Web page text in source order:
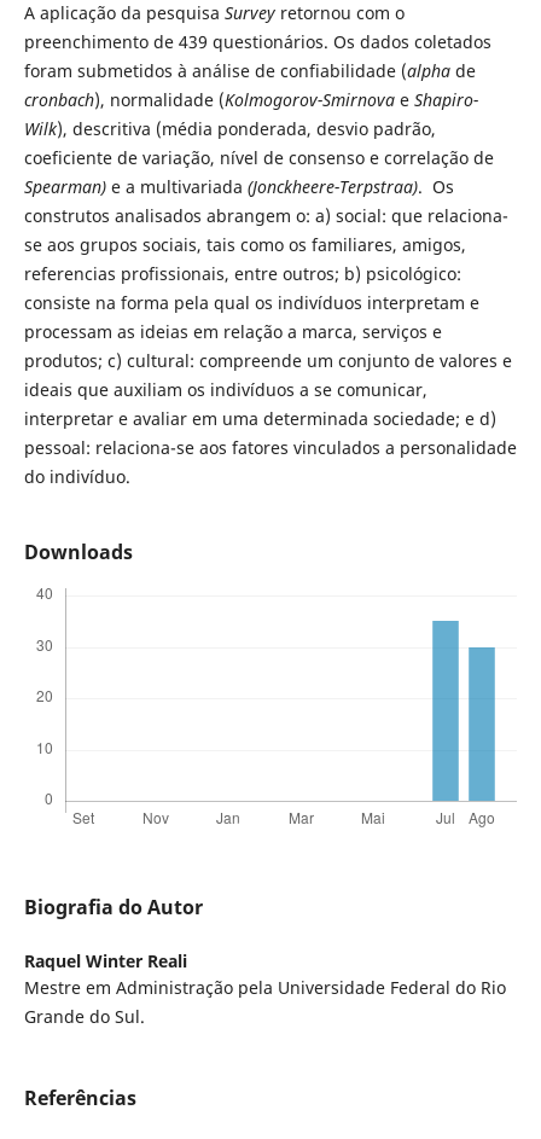
A aplicação da pesquisa Surveyretornou com o
preenchimento de 439 questionários. Os dados coletados
foram submetidos à análise de confiabilidade (alphade
cronbach), normalidade (Kolmogorov-Smirnovae Shapiro-
Wilk), descritiva (média ponderada, desvio padrão,
coeficiente de variação, nível de consenso e correlação de
Spearman) e a multivariada (Jonckheere-Terpstraa). Os
construtos analisados abrangem o: a) social: que relaciona-
se aos grupos sociais, tais como os familiares, amigos,
referencias profissionais, entre outros; b) psicológico:
consiste na forma pela qual os indivíduos interpretam e
processam as ideias em relação a marca, serviços e
produtos; c) cultural: compreende um conjunto de valores e
ideais que auxiliam os indivíduos a se comunicar,
interpretar e avaliar em uma determinada sociedade; e d)
pessoal: relaciona-se aos fatores vinculados a personalidade
do indivíduo.
Downloads
Biografia do Autor
Raquel Winter Reali
Mestre em Administração pela Universidade Federal do Rio
Grande do Sul.
Referências